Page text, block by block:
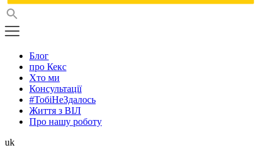
Блог
про Кекс
Хто ми
Консультації
#ТобіНеЗдалось
Життя з ВІЛ
Про нашу роботу
uk